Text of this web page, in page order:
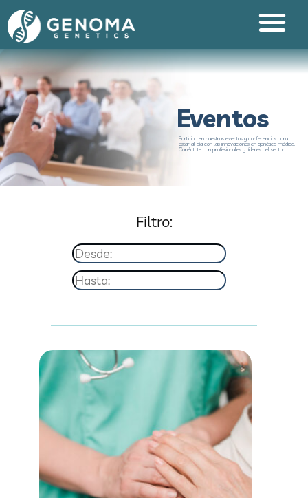
Eventos
Participa en nuestros eventos y conferencias para
estar al día con las innovaciones en genética médica.
Conéctate con profesionales y líderes del sector.
Filtro: